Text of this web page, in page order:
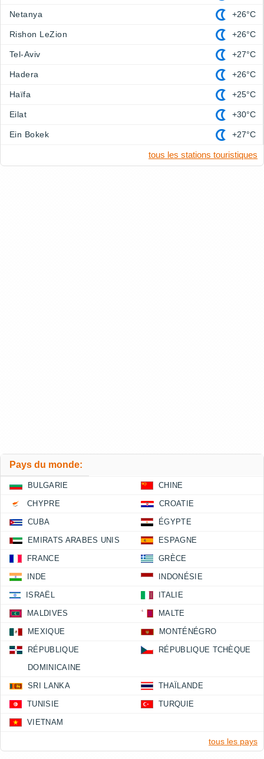
Netanya +26°C
Rishon LeZion +26°C
Tel-Aviv +27°C
Hadera +26°C
Haïfa +25°C
Eilat +30°C
Ein Bokek +27°C
tous les stations touristiques
Pays du monde:
BULGARIE CHINE
CHYPRE CROATIE
CUBA ÉGYPTE
EMIRATS ARABES UNIS ESPAGNE
FRANCE GRÈCE
INDE INDONÉSIE
ISRAËL ITALIE
MALDIVES MALTE
MEXIQUE MONTÉNÉGRO
RÉPUBLIQUE
DOMINICAINE
RÉPUBLIQUE TCHÈQUE
SRI LANKA THAÏLANDE
TUNISIE TURQUIE
VIETNAM
tous les pays